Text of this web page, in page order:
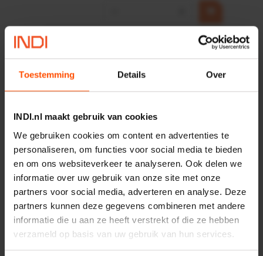
Toestemming Details Over
INDI.nl maakt gebruik van cookies
We gebruiken cookies om content en advertenties te
personaliseren, om functies voor social media te bieden
en om ons websiteverkeer te analyseren. Ook delen we
informatie over uw gebruik van onze site met onze
partners voor social media, adverteren en analyse. Deze
partners kunnen deze gegevens combineren met andere
informatie die u aan ze heeft verstrekt of die ze hebben
verzameld op basis van uw gebruik van hun services.
HP 12 MOTOR B14 380VAC
Merknaam:Emmegi
incl. BTW
− +
Onlangs bekeken:
Vergelijken
Lagerset